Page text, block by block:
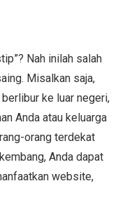
Nah inilah salah
Misalkan saja,
ke luar negeri,
Anda atau keluarga
orang terdekat
Anda dapat
website,